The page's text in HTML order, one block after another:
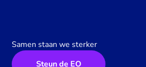
Samen staan we sterker
Steun de EO